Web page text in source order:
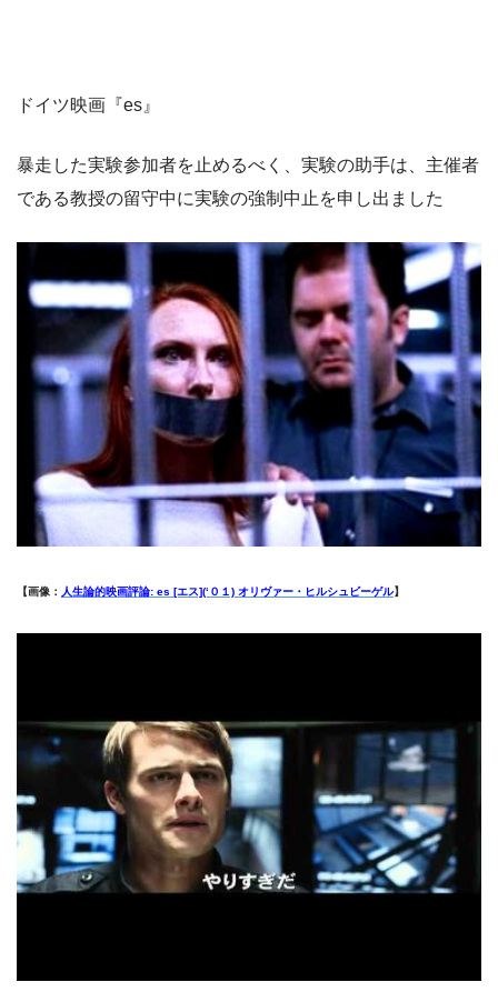
ドイツ映画『es』
暴走した実験参加者を止めるべく、実験の助手は、主催者
である教授の留守中に実験の強制中止を申し出ました
【画像： 人生論的映画評論: es [エス](‘０１) オリヴァー・ヒルシュビーゲル】